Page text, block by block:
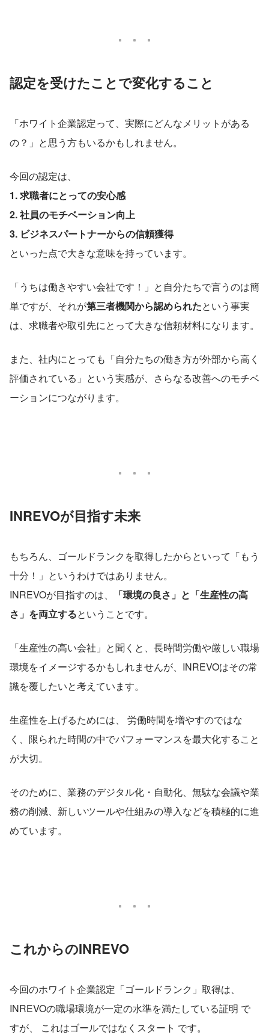
認定を受けたことで変化すること
「ホワイト企業認定って、実際にどんなメリットがある
の？」と思う方もいるかもしれません。
今回の認定は、
1. 求職者にとっての安心感
2. 社員のモチベーション向上
3. ビジネスパートナーからの信頼獲得
といった点で大きな意味を持っています。
「うちは働きやすい会社です！」と自分たちで言うのは簡
単ですが、それが第三者機関から認められたという事実
は、求職者や取引先にとって大きな信頼材料になります。
また、社内にとっても「自分たちの働き方が外部から高く
評価されている」という実感が、さらなる改善へのモチベ
ーションにつながります。
INREVOが目指す未来
もちろん、ゴールドランクを取得したからといって「もう
十分！」というわけではありません。
INREVOが目指すのは、
「環境の良さ」と「生産性の高
さ」を両立するということです。
「生産性の高い会社」と聞くと、長時間労働や厳しい職場
環境をイメージするかもしれませんが、INREVOはその常
識を覆したいと考えています。
生産性を上げるためには、 労働時間を増やすのではな
く、限られた時間の中でパフォーマンスを最大化すること
が大切。
そのために、業務のデジタル化・自動化、無駄な会議や業
務の削減、新しいツールや仕組みの導入などを積極的に進
めています。
これからのINREVO
今回のホワイト企業認定「ゴールドランク」取得は、
INREVOの職場環境が一定の水準を満たしている証明 で
すが、 これはゴールではなくスタート です。